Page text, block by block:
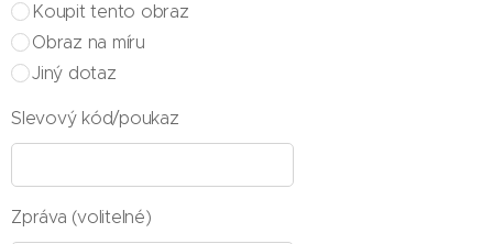
Koupit tento obraz
Obraz na míru
Jiný dotaz
Slevový kód/poukaz
Zpráva (volitelné)